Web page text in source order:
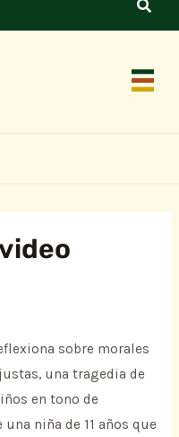
sobre morales
una tragedia de
en tono de
niña de 11 años que